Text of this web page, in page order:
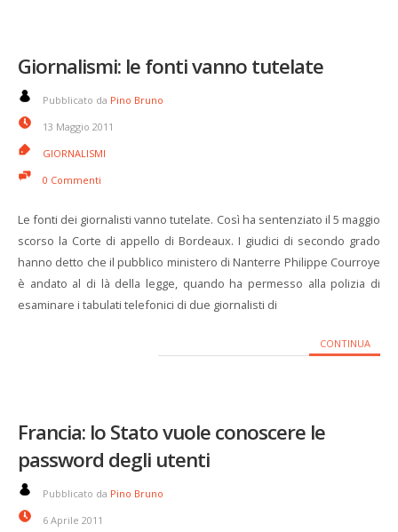
Giornalismi: le fonti vanno tutelate
Pubblicato da Pino Bruno
13 Maggio 2011
GIORNALISMI
0 Commenti
Le fonti dei giornalisti vanno tutelate. Così ha sentenziato il 5 maggio
scorso la Corte di appello di Bordeaux. I giudici di secondo grado
hanno detto che il pubblico ministero di Nanterre Philippe Courroye
è andato al di là della legge, quando ha permesso alla polizia di
esaminare i tabulati telefonici di due giornalisti di
CONTINUA
Francia: lo Stato vuole conoscere le
password degli utenti
Pubblicato da Pino Bruno
6 Aprile 2011